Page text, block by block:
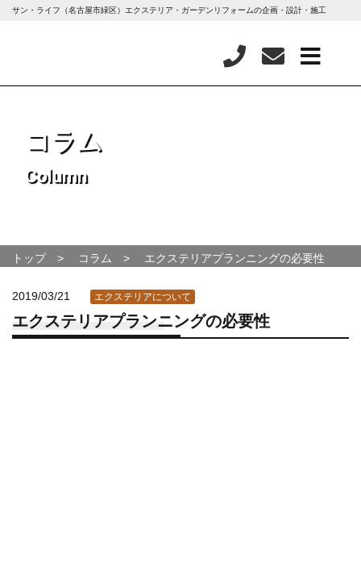
サン・ライフ（名古屋市緑区）エクステリア・ガーデンリフォームの企画・設計・施工
コラム
Column
トップ コラム エクステリアプランニングの必要性
2019/03/21 エクステリアについて
エクステリアプランニングの必要性